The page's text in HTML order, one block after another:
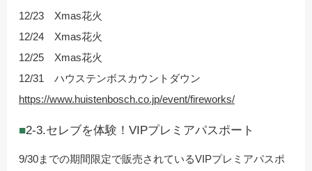
12/23 Xmas花火
12/24 Xmas花火
12/25 Xmas花火
12/31 ハウステンボスカウントダウン
https://www.huistenbosch.co.jp/event/fireworks/
2-3.セレブを体験！VIPプレミアパスポート
9/30までの期間限定で販売されているVIPプレミアパスポ